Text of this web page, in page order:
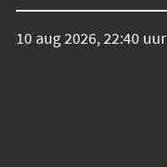
10 aug 2026, 22:40 uur